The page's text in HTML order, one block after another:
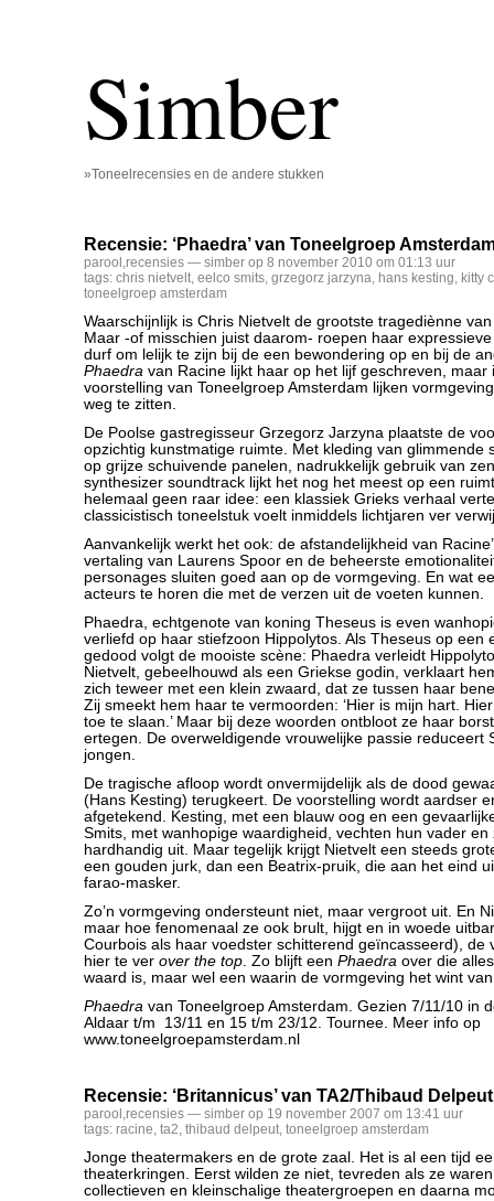
Simber
»Toneelrecensies en de andere stukken
Recensie: ‘Phaedra’ van Toneelgroep
parool ,recensies — simber op 8 november 2010 om 01:13 uur
tags: chris nietvelt, eelco smits, grzegorz jarzyna, hans kesting, kitty
toneelgroep amsterdam
Waarschijnlijk is Chris Nietvelt de grootste tragediènne
Maar -of misschien juist daarom- roepen haar
durf om lelijk te zijn bij de een bewondering op en bij de
Phaedra van Racine lijkt haar op het lijf geschreven, maar
voorstelling van Toneelgroep Amsterdam lijken
weg te zitten.
De Poolse gastregisseur Grzegorz Jarzyna plaatste de
opzichtig kunstmatige ruimte. Met kleding van glimmende
op grijze schuivende panelen, nadrukkelijk gebruik van
synthesizer soundtrack lijkt het nog het meest op een
helemaal geen raar idee: een klassiek Grieks verhaal
classicistisch toneelstuk voelt inmiddels lichtjaren ver
Aanvankelijk werkt het ook: de afstandelijkheid van
vertaling van Laurens Spoor en de beheerste
personages sluiten goed aan op de vormgeving. En wat
acteurs te horen die met de verzen uit de voeten kunnen.
Phaedra, echtgenote van koning Theseus is even
verliefd op haar stiefzoon Hippolytos. Als Theseus op een
gedood volgt de mooiste scène: Phaedra verleidt
Nietvelt, gebeelhouwd als een Griekse godin, verklaart
zich teweer met een klein zwaard, dat ze tussen haar
Zij smeekt hem haar te vermoorden: ‘Hier is mijn hart.
toe te slaan.’ Maar bij deze woorden ontbloot ze haar
ertegen. De overweldigende vrouwelijke passie reduceert
jongen.
De tragische afloop wordt onvermijdelijk als de dood
(Hans Kesting) terugkeert. De voorstelling wordt aardser
afgetekend. Kesting, met een blauw oog en een
Smits, met wanhopige waardigheid, vechten hun vader en
hardhandig uit. Maar tegelijk krijgt Nietvelt een steeds
een gouden jurk, dan een Beatrix-pruik, die aan het eind
farao-masker.
Zo’n vormgeving ondersteunt niet, maar vergroot uit. En
maar hoe fenomenaal ze ook brult, hijgt en in woede
Courbois als haar voedster schitterend geïncasseerd), de
hier te ver over the top. Zo blijft een Phaedra over die
waard is, maar wel een waarin de vormgeving het wint
Phaedra van Toneelgroep Amsterdam. Gezien 7/11/10 in
Aldaar t/m 13/11 en 15 t/m 23/12. Tournee. Meer info op
www.toneelgroepamsterdam.nl
Recensie: ‘Britannicus’ van TA2/Thibaud Delpeut
parool ,recensies — simber op 19 november 2007 om 13:41 uur
tags: racine, ta2, thibaud delpeut, toneelgroep amsterdam
Jonge theatermakers en de grote zaal. Het is al een tijd
theaterkringen. Eerst wilden ze niet, tevreden als ze
collectieven en kleinschalige theatergroepen en daarna